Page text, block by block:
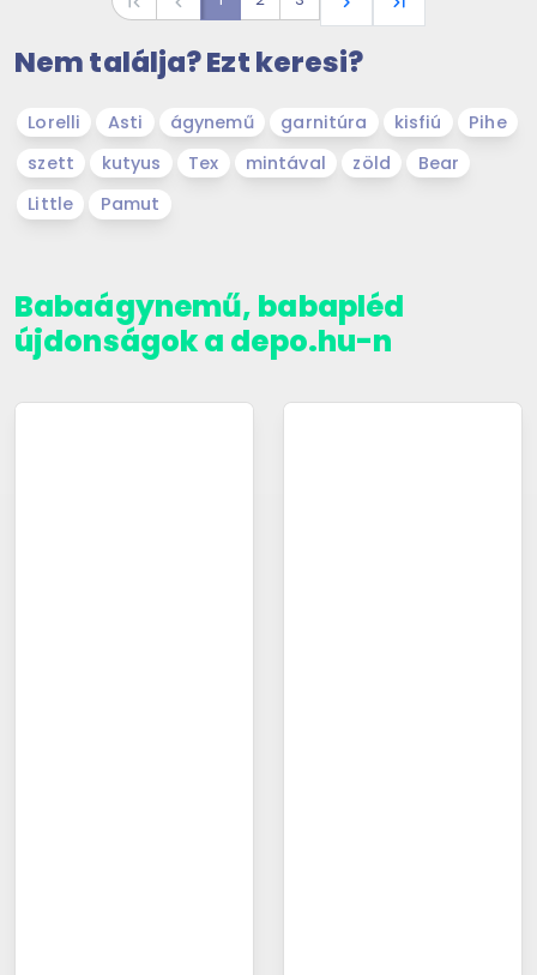
Nem találja? Ezt keresi?
Lorelli Asti ágynemű garnitúra kisfiú
Pihe
szett
kutyus Tex mintával zöld
Bear
Little
Pamut
Babaágynemű, babapléd
újdonságok a depo.hu-n